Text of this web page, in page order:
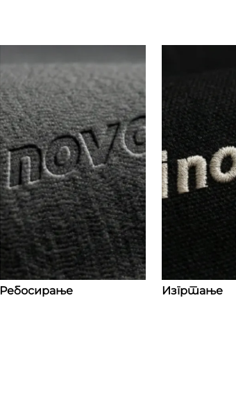
Ребосирање Изгртање